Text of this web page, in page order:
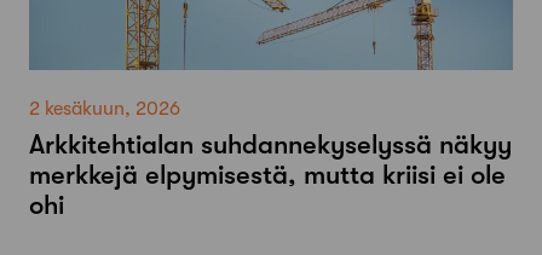
2 kesäkuun, 2026
Arkkitehtialan suhdannekyselyssä näkyy
merkkejä elpymisestä, mutta kriisi ei ole
ohi